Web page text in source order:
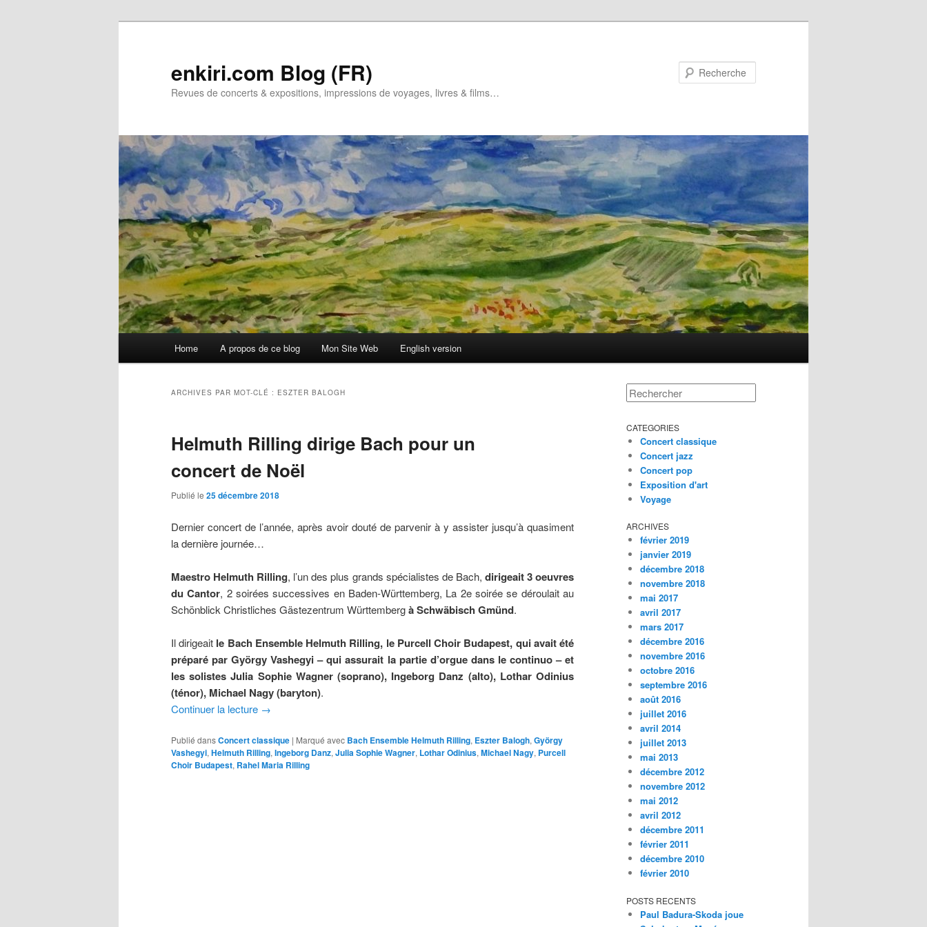
enkiri.com Blog (FR)
Revues de concerts & expositions, impressions de voyages, livres & films…
Home A propos de ce blog Mon Site Web English version
ARCHIVES PAR MOT-CLÉ : ESZTER BALOGH
Helmuth Rilling dirige Bach pour un
concert de Noël
Publié le 25 décembre 2018
Dernier concert de l’année, après avoir douté de parvenir à y assister jusqu’à quasiment
la dernière journée…
Maestro Helmuth Rilling, l’un des plus grands spécialistes de Bach, dirigeait 3 oeuvres
du Cantor, 2 soirées successives en Baden-Württemberg, La 2e soirée se déroulait au
Schönblick Christliches Gästezentrum Württembergà Schwäbisch Gmünd.
Il dirigeait le Bach Ensemble Helmuth Rilling, le Purcell Choir Budapest, qui avait été
préparé par György Vashegyi – qui assurait la partie d’orgue dans le continuo – et
les solistes Julia Sophie Wagner (soprano), Ingeborg Danz (alto), Lothar Odinius
(ténor), Michael Nagy (baryton).
Continuer la lecture →
Publié dansConcert classique | Marqué avec Bach Ensemble Helmuth Rilling, Eszter Balogh, György
Vashegyi, Helmuth Rilling, Ingeborg Danz, Julia Sophie Wagner, Lothar Odinius, Michael Nagy, Purcell
Choir Budapest, Rahel Maria Rilling
Rechercher
CATEGORIES
Concert classique
Concert jazz
Concert pop
Exposition d'art
Voyage
ARCHIVES
février 2019
janvier 2019
décembre 2018
novembre 2018
mai 2017
avril 2017
mars 2017
décembre 2016
novembre 2016
octobre 2016
septembre 2016
août 2016
juillet 2016
avril 2014
juillet 2013
mai 2013
décembre 2012
novembre 2012
mai 2012
avril 2012
décembre 2011
février 2011
décembre 2010
février 2010
POSTS RECENTS
Paul Badura-Skoda joue